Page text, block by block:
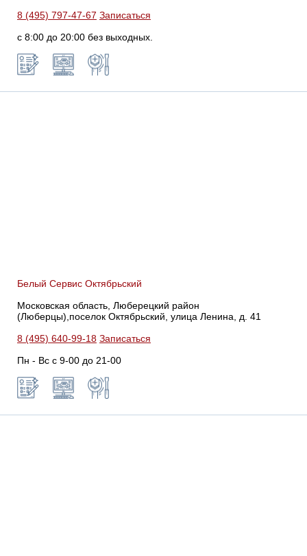
8 (495) 797-47-67 Записаться
с 8:00 до 20:00 без выходных.
Белый Сервис Октябрьский
Московская область, Люберецкий район
(Люберцы),поселок Октябрьский, улица Ленина, д. 41
8 (495) 640-99-18 Записаться
Пн - Вс с 9-00 до 21-00